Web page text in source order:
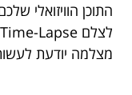
התוכן הוויזואלי
מצלמה יודעת